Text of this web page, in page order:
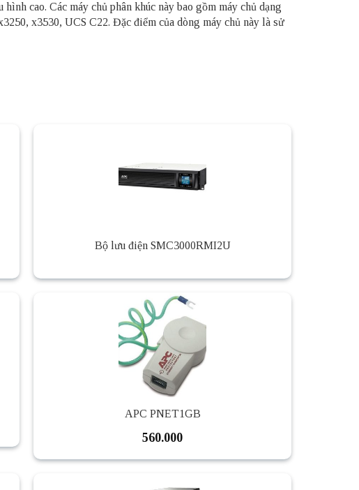
cao. Các máy chủ phân khúc này bao gồm máy chủ dạng
x3530, UCS C22. Đặc điểm của dòng máy chủ này là sử
Bộ lưu điện SMC3000RMI2U
APC PNET1GB
560.000